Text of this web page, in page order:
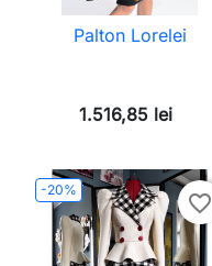
Palton Lorelei
1.516,85 lei
-20%
favorite_border